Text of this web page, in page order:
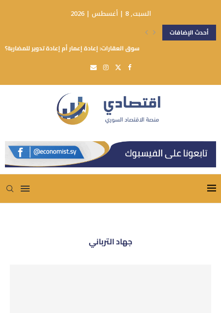
السبت, 8 | أغسطس | 2026
أحدث الإضافات
سوق العقارات: إعادة إعمار أم إعادة تدوير للمضاربة؟
جهاد الترباني